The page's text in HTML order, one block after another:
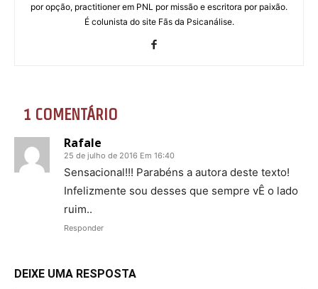
por opção, practitioner em PNL por missão e escritora por paixão.
É colunista do site Fãs da Psicanálise.
1 COMENTÁRIO
Rafale
25 de julho de 2016 Em 16:40
Sensacional!!! Parabéns a autora deste texto!
Infelizmente sou desses que sempre vÊ o lado
ruim..
Responder
DEIXE UMA RESPOSTA